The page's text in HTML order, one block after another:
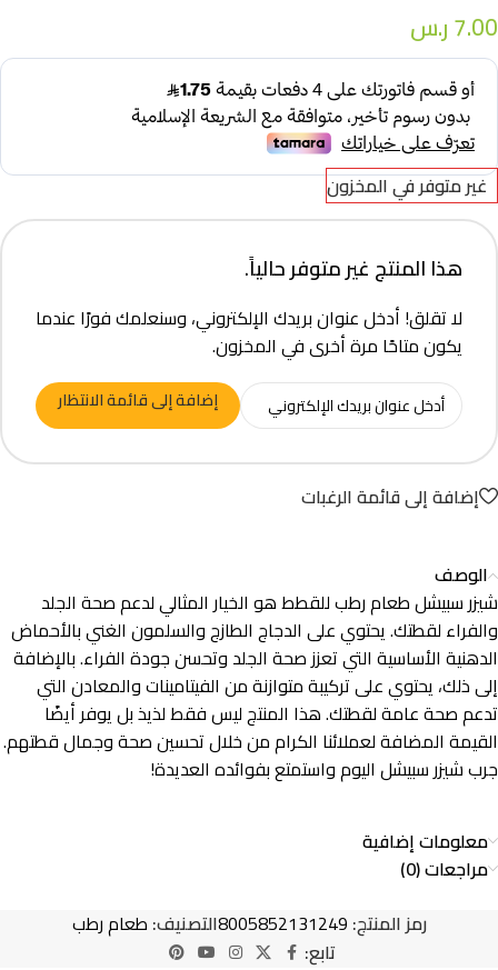
7.00ر.س
غير متوفر في المخزون
هذا المنتج غير متوفر حالياً.
لا تقلق! أدخل عنوان بريدك الإلكتروني، وسنعلمك فورًا عندما
يكون متاحًا مرة أخرى في المخزون.
إضافة إلى قائمة الانتظار
إضافة إلى قائمة الرغبات
الوصف
شيزر سبيشل طعام رطب للقطط هو الخيار المثالي لدعم صحة الجلد
والفراء لقطتك. يحتوي على الدجاج الطازج والسلمون الغني بالأحماض
الدهنية الأساسية التي تعزز صحة الجلد وتحسن جودة الفراء. بالإضافة
إلى ذلك، يحتوي على تركيبة متوازنة من الفيتامينات والمعادن التي
تدعم صحة عامة لقطتك. هذا المنتج ليس فقط لذيذ بل يوفر أيضًا
القيمة المضافة لعملائنا الكرام من خلال تحسين صحة وجمال قطتهم.
جرب شيزر سبيشل اليوم واستمتع بفوائده العديدة!
معلومات إضافية
مراجعات (0)
رمز المنتج: 8005852131249التصنيف: طعام رطب
تابع: